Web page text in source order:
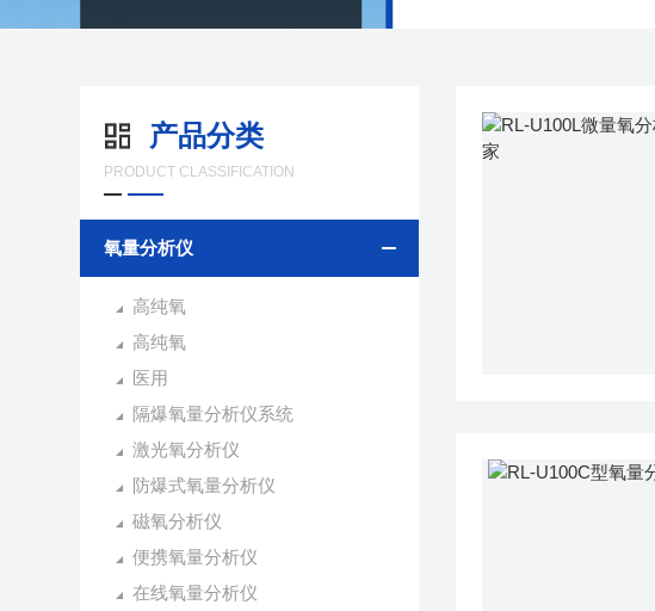
产品分类
PRODUCT CLASSIFICATION
氧量分析仪
高纯氧
高纯氧
医用
隔爆氧量分析仪系统
激光氧分析仪
防爆式氧量分析仪
磁氧分析仪
便携氧量分析仪
在线氧量分析仪